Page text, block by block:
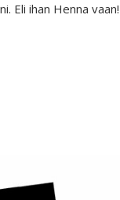
Eli ihan Henna vaan!